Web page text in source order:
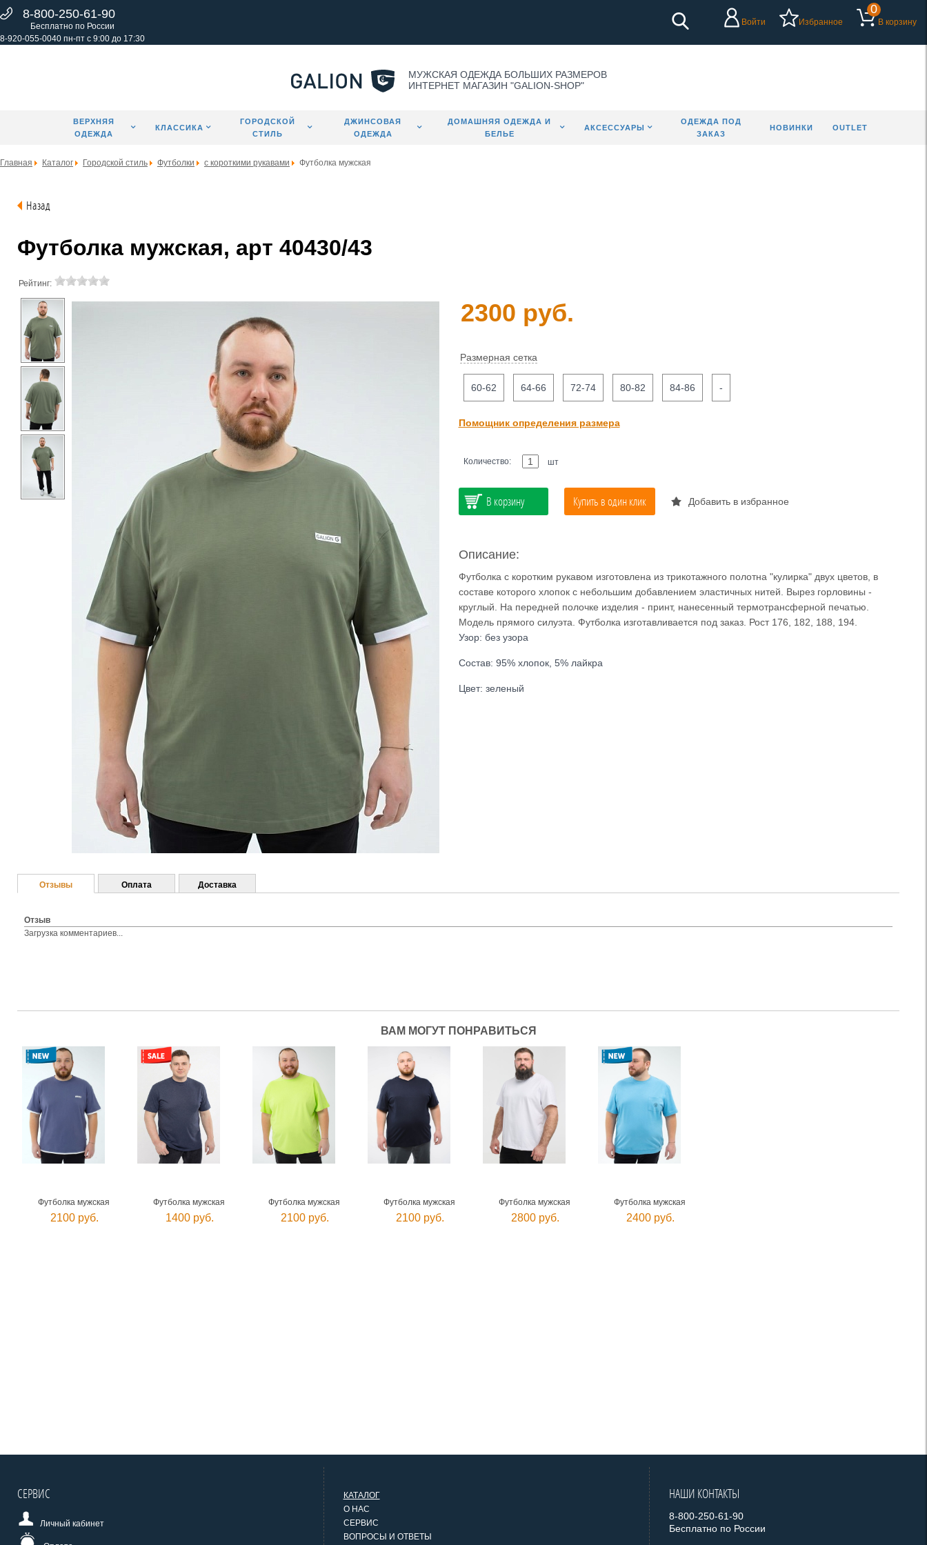
8-800-250-61-90
Бесплатно по России
8-920-055-0040 пн-пт с 9:00 до 17:30
Войти Избранное
0
В корзину
МУЖСКАЯ ОДЕЖДА БОЛЬШИХ РАЗМЕРОВ
ИНТЕРНЕТ МАГАЗИН "GALION-SHOP"
ВЕРХНЯЯ
ОДЕЖДА
КЛАССИКА
ГОРОДСКОЙ
СТИЛЬ
ДЖИНСОВАЯ
ОДЕЖДА
ДОМАШНЯЯ ОДЕЖДА И
БЕЛЬЕ
АКСЕССУАРЫ
ОДЕЖДА ПОД
ЗАКАЗ
НОВИНКИ OUTLET
Главная Каталог Городской стиль Футболки с короткими рукавами Футболка мужская
Назад
Футболка мужская, арт 40430/43
Рейтинг:
2300 руб.
Размерная сетка
60-62 64-66 72-74 80-82 84-86 -
Помощник определения размера
Количество: шт
В корзину Купить в один клик Добавить в избранное
Описание:
Футболка с коротким рукавом изготовлена из трикотажного полотна "кулирка" двух цветов, в
составе которого хлопок с небольшим добавлением эластичных нитей. Вырез горловины -
круглый. На передней полочке изделия - принт, нанесенный термотрансферной печатью.
Модель прямого силуэта. Футболка изготавливается под заказ. Рост 176, 182, 188, 194.
Узор: без узора
Состав: 95% хлопок, 5% лайкра
Цвет: зеленый
Отзывы
Отзыв
Загрузка комментариев...
Оплата Доставка
ВАМ МОГУТ ПОНРАВИТЬСЯ
Футболка мужская
2100 руб.
Футболка мужская
1400 руб.
Футболка мужская
2100 руб.
Футболка мужская
2100 руб.
Футболка мужская
2800 руб.
Футболка мужская
2400 руб.
СЕРВИС
Личный кабинет
КАТАЛОГ
О НАС
СЕРВИС
ВОПРОСЫ И ОТВЕТЫ
НАШИ КОНТАКТЫ
8-800-250-61-90
Бесплатно по России